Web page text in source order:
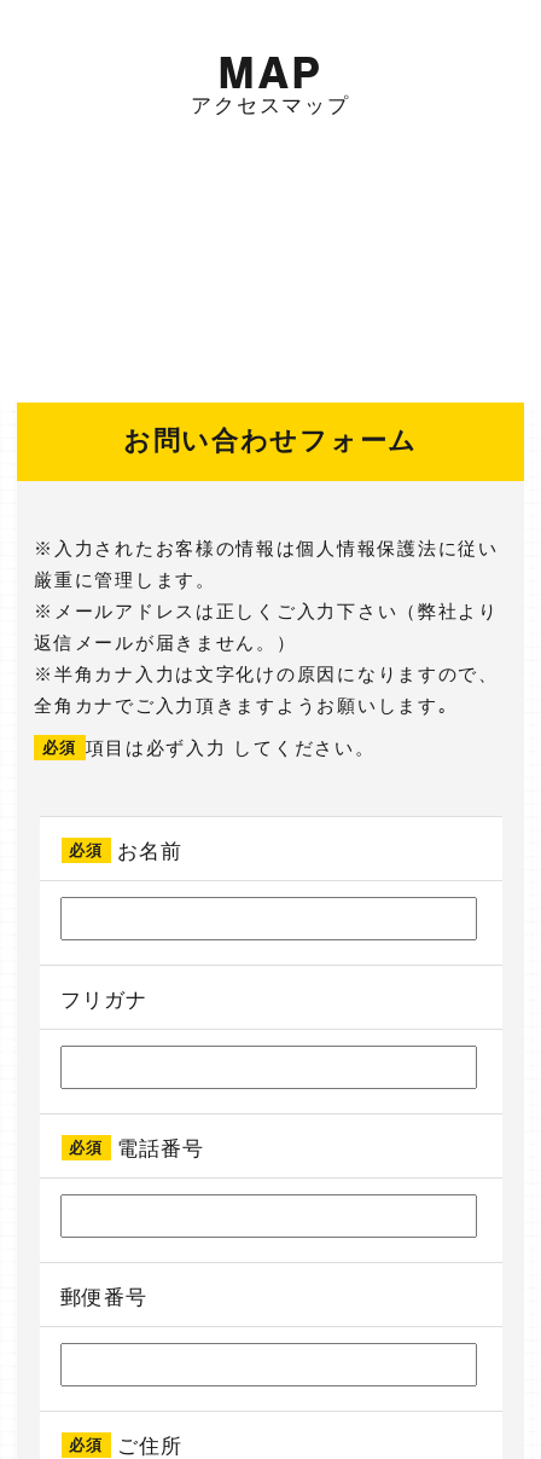
MAP
アクセスマップ
お問い合わせフォーム
※入力されたお客様の情報は個人情報保護法に従い
厳重に管理します。
※メールアドレスは正しくご入力下さい（弊社より
返信メールが届きません。）
※半角カナ入力は文字化けの原因になりますので、
全角カナでご入力頂きますようお願いします｡
必須 項目は必ず入力 してください。
必須 お名前
フリガナ
必須 電話番号
郵便番号
必須 ご住所